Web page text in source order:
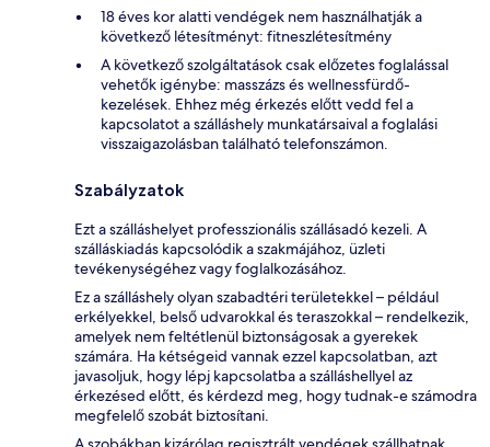
18 éves kor alatti vendégek nem használhatják a
következő létesítményt: fitneszlétesítmény
A következő szolgáltatások csak előzetes foglalással
vehetők igénybe: masszázs és wellnessfürdő-
kezelések. Ehhez még érkezés előtt vedd fel a
kapcsolatot a szálláshely munkatársaival a foglalási
visszaigazolásban található telefonszámon.
Szabályzatok
Ezt a szálláshelyet professzionális szállásadó kezeli. A
szálláskiadás kapcsolódik a szakmájához, üzleti
tevékenységéhez vagy foglalkozásához.
Ez a szálláshely olyan szabadtéri területekkel – például
erkélyekkel, belső udvarokkal és teraszokkal – rendelkezik,
amelyek nem feltétlenül biztonságosak a gyerekek
számára. Ha kétségeid vannak ezzel kapcsolatban, azt
javasoljuk, hogy lépj kapcsolatba a szálláshellyel az
érkezésed előtt, és kérdezd meg, hogy tudnak-e számodra
megfelelő szobát biztosítani.